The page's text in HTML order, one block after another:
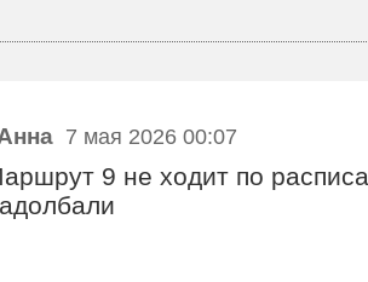
7 мая 2026 00:07
9 не ходит по